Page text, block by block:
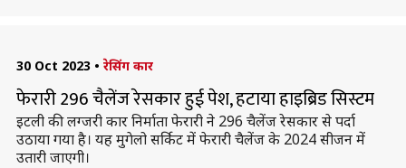
30 Oct 2023 • रेसिंग कार
फेरारी 296 चैलेंज रेसकार हुई पेश, हटाया हाइब्रिड सिस्टम
इटली की लग्जरी कार निर्माता फेरारी ने 296 चैलेंज रेसकार से पर्दा
उठाया गया है। यह मुगेलो सर्किट में फेरारी चैलेंज के 2024 सीजन में
उतारी जाएगी।